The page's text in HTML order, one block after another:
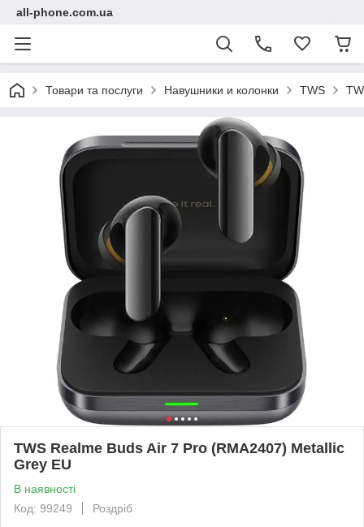
all-phone.com.ua
Товари та послуги Навушники и колонки TWS
TWS Realme Buds Air 7 Pro (RMA2407) Metallic
Grey EU
В наявності
Код: 99249
Роздріб